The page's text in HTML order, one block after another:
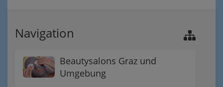
Navigation
Beautysalons Graz und
Umgebung